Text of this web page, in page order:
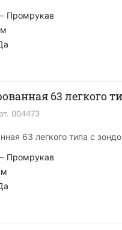
Промрукав
63 легкого
004473
63 легкого типа с
Промрукав